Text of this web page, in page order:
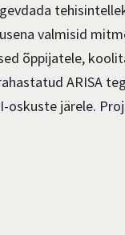
valmisid
õppijatele,
ARISA
oskuste järele.